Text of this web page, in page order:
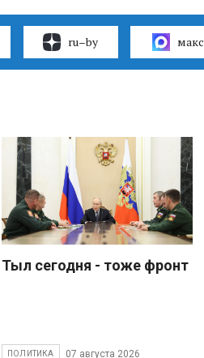
ru–by макс
Тыл сегодня - тоже фронт
ПОЛИТИКА 07 августа 2026